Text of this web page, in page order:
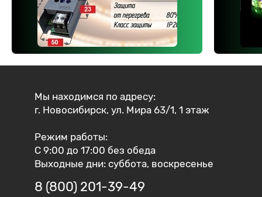
Мы находимся по адресу:
г. Новосибирск, ул. Мира 63/1, 1 этаж
Режим работы:
С 9:00 до 17:00 без обеда
Выходные дни: суббота, воскресенье
8 (800) 201-39-49